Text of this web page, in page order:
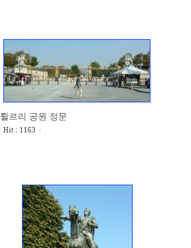
튈르리 공원 정문
Hit : 1163